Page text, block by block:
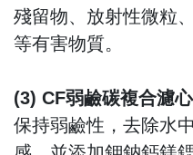
殘留物、放射性微粒
等有害物質。
(3) CF弱鹼碳複合濾心
保持弱鹼性，去除水